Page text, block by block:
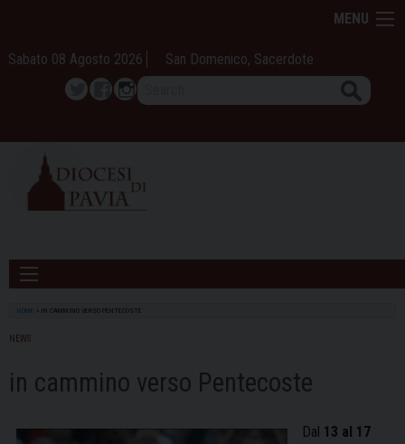
content
MENU
Sabato 08 Agosto 2026 San Domenico, Sacerdote
TwitterFacebook
Instagram
HOME IN CAMMINO VERSO PENTECOSTE
NEWS
in cammino verso Pentecoste
Dal 13 al 17